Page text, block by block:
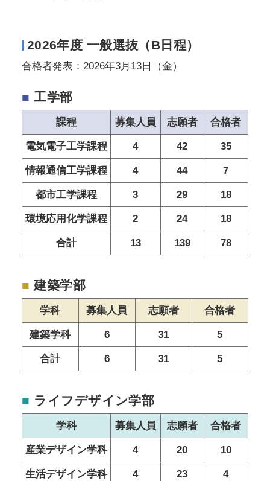
2026年度 一般選抜（B日程）
合格者発表：2026年3月13日（金）
■ 工学部
課程 募集人員 志願者 合格者
電気電子工学課程 4 42 35
情報通信工学課程 4 44 7
都市工学課程 3 29 18
環境応用化学課程 2 24 18
合計 13 139 78
■ 建築学部
学科 募集人員 志願者 合格者
建築学科 6 31 5
合計 6 31 5
■ ライフデザイン学部
学科 募集人員 志願者 合格者
産業デザイン学科 4 20 10
生活デザイン学科 4 23 4